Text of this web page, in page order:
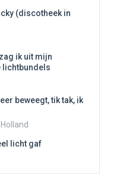
(discotheek in
ik uit mijn
lichtbundels
beweegt, tik tak, ik
licht gaf